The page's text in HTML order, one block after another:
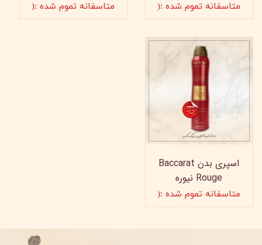
متاسفانه تموم شده :( متاسفانه تموم شده :(
اسپری بدن Baccarat
Rouge نیوره
متاسفانه تموم شده :(